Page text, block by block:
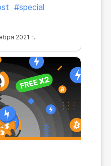
свой
#special
2021 г.